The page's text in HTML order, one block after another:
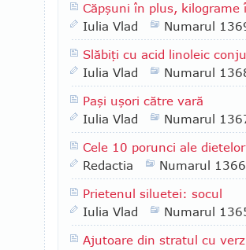
Căpşuni în plus, kilograme
Iulia Vlad
Numarul
Slăbiţi cu acid linoleic
Iulia Vlad
Numarul
Paşi uşori către vară
Iulia Vlad
Numarul
Cele 10 porunci ale
Redactia
Numarul 1366
Prietenul siluetei: socul
Iulia Vlad
Numarul
Ajutoare din stratul cu